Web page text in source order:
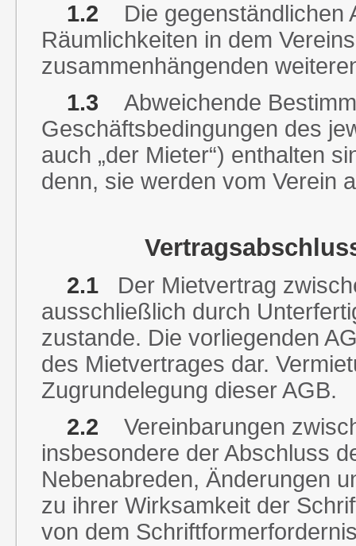
1.2
Die gegenständlichen
Räumlichkeiten in dem
zusammenhängenden
1.3Abweichende
Geschäftsbedingungen des
auch „der Mieter“) enthalten
denn, sie werden vom Verein
2.1
Der Mietvertrag
ausschließlich durch
zustande. Die vorliegenden
des Mietvertrages dar.
Zugrundelegung dieser AGB.
2.2
Vereinbarungen
insbesondere der Abschluss
Nebenabreden, Änderungen
zu ihrer Wirksamkeit der
von dem